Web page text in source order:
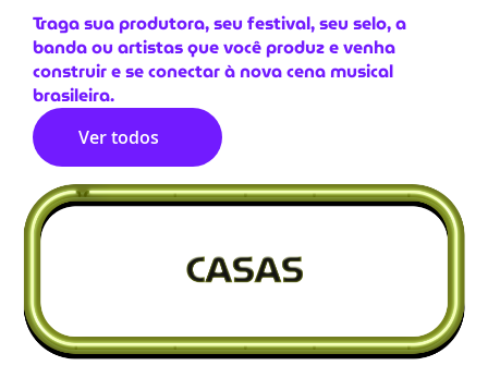
Traga sua produtora, seu festival, seu selo, a
banda ou artistas que você produz e venha
construir e se conectar à nova cena musical
brasileira.
Ver todos